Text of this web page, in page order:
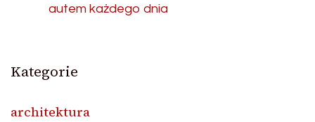
autem każdego dnia
Kategorie
architektura